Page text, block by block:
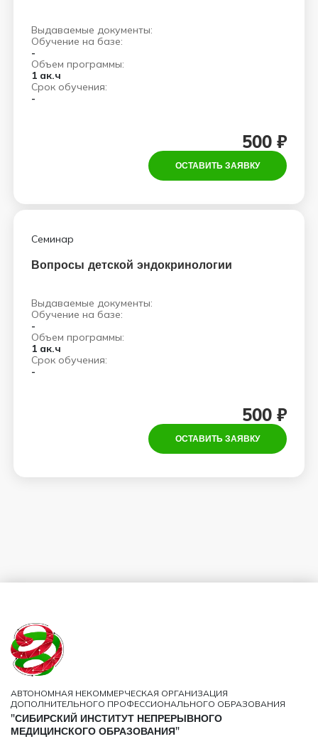
Выдаваемые документы:
Обучение на базе:
-
Объем программы:
1 ак.ч
Срок обучения:
-
500 ₽
ОСТАВИТЬ ЗАЯВКУ
Семинар
Вопросы детской эндокринологии
Выдаваемые документы:
Обучение на базе:
-
Объем программы:
1 ак.ч
Срок обучения:
-
500 ₽
ОСТАВИТЬ ЗАЯВКУ
АВТОНОМНАЯ НЕКОММЕРЧЕСКАЯ ОРГАНИЗАЦИЯ
ДОПОЛНИТЕЛЬНОГО ПРОФЕССИОНАЛЬНОГО ОБРАЗОВАНИЯ
"СИБИРСКИЙ ИНСТИТУТ НЕПРЕРЫВНОГО
МЕДИЦИНСКОГО ОБРАЗОВАНИЯ"